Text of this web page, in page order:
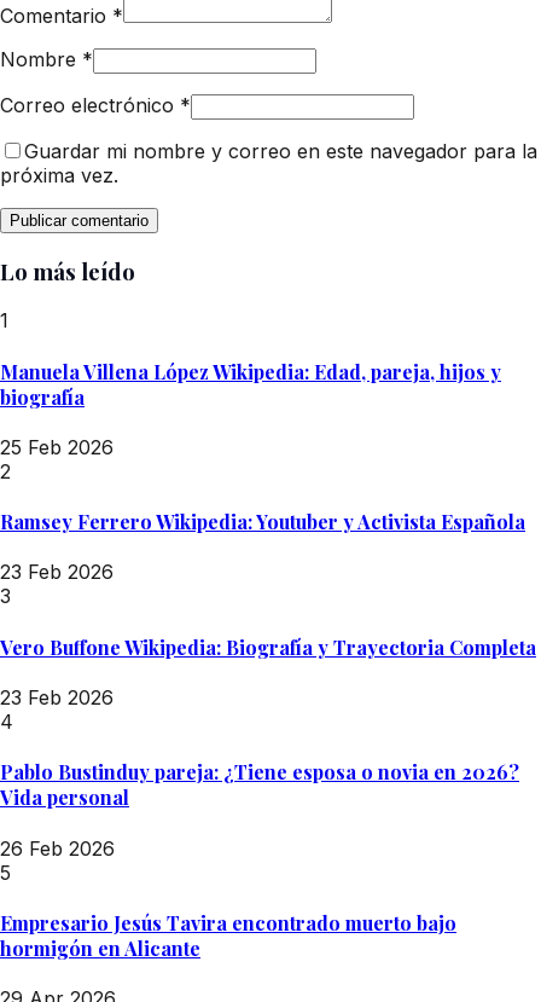
Comentario *
Nombre *
Correo electrónico *
Guardar mi nombre y correo en este navegador para la
próxima vez.
Lo más leído
1
Manuela Villena López Wikipedia: Edad, pareja, hijos y
biografía
25 Feb 2026
2
Ramsey Ferrero Wikipedia: Youtuber y Activista Española
23 Feb 2026
3
Vero Buffone Wikipedia: Biografía y Trayectoria Completa
23 Feb 2026
4
Pablo Bustinduy pareja: ¿Tiene esposa o novia en 2026?
Vida personal
26 Feb 2026
5
Empresario Jesús Tavira encontrado muerto bajo
hormigón en Alicante